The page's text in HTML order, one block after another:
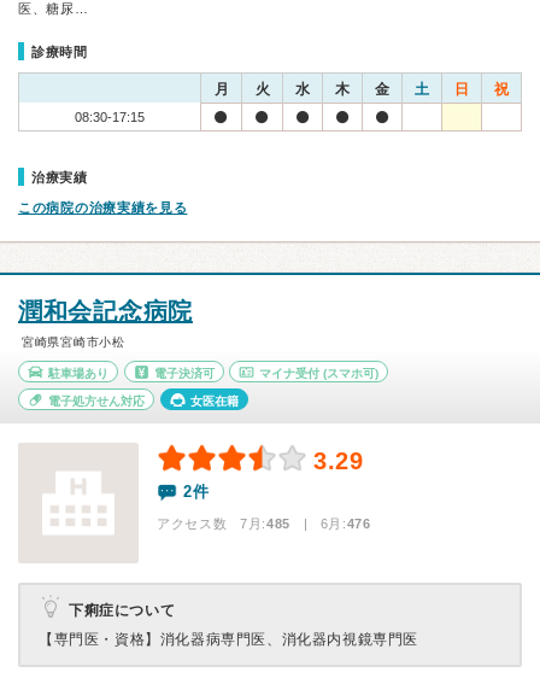
医、糖尿…
診療時間
月 火 水 木 金 土 日 祝
08:30-17:15
治療実績
この病院の治療実績を見る
潤和会記念病院
宮崎県宮崎市小松
駐車場あり 電子決済可 マイナ受付 (スマホ可)
電子処方せん対応 女医在籍
3.29
2件
アクセス数 7月:485 | 6月:476
下痢症について
【専門医・資格】 消化器病専門医、消化器内視鏡専門医